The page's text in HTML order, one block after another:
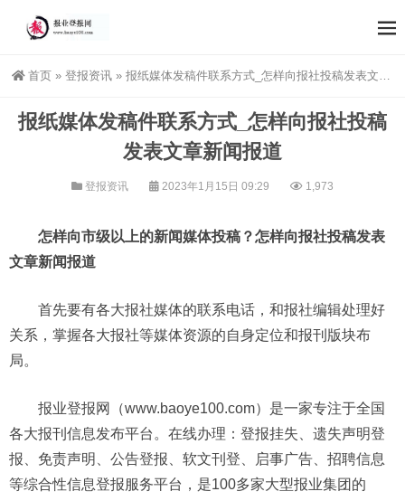
首页 » 登报资讯 » 报纸媒体发稿件联系方式_怎样向报社投稿发表文章新闻报道
报纸媒体发稿件联系方式_怎样向报社投稿
发表文章新闻报道
登报资讯 2023年1月15日 09:29 1,973
怎样向市级以上的新闻媒体投稿？怎样向报社投稿发表
文章新闻报道
首先要有各大报社媒体的联系电话，和报社编辑处理好
关系，掌握各大报社等媒体资源的自身定位和报刊版块布
局。
报业登报网（www.baoye100.com）是一家专注于全国
各大报刊信息发布平台。在线办理：登报挂失、遗失声明登
报、免责声明、公告登报、软文刊登、启事广告、招聘信息
等综合性信息登报服务平台，是100多家大型报业集团的